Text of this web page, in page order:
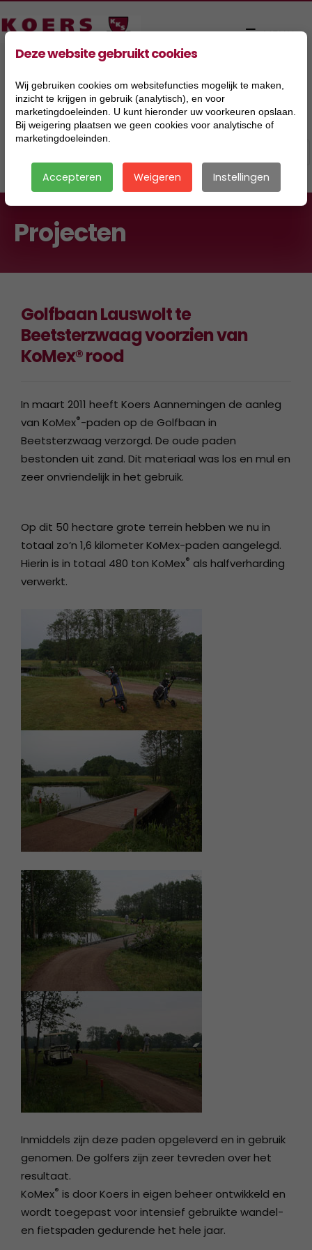
Projecten
Golfbaan Lauswolt te
Beetsterzwaag voorzien van
KoMex® rood
In maart 2011 heeft Koers Aannemingen de aanleg
van KoMex®-paden op de Golfbaan in
Beetsterzwaag verzorgd. De oude paden
bestonden uit zand. Dit materiaal was los en mul en
zeer onvriendelijk in het gebruik.
Op dit 50 hectare grote terrein hebben we nu in
totaal zo’n 1,6 kilometer KoMex-paden aangelegd.
Hierin is in totaal 480 ton KoMex® als halfverharding
verwerkt.
Inmiddels zijn deze paden opgeleverd en in gebruik
genomen. De golfers zijn zeer tevreden over het
resultaat.
KoMex® is door Koers in eigen beheer ontwikkeld en
wordt toegepast voor intensief gebruikte wandel-
en fietspaden gedurende het hele jaar.
Deze website gebruikt cookies
Wij gebruiken cookies om websitefuncties mogelijk te maken,
inzicht te krijgen in gebruik (analytisch), en voor
marketingdoeleinden. U kunt hieronder uw voorkeuren opslaan.
Bij weigering plaatsen we geen cookies voor analytische of
marketingdoeleinden.
Accepteren Weigeren Instellingen